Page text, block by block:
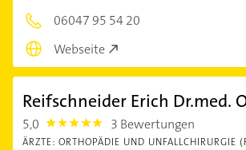
06047 95 54 20
Webseite
Reifschneider Erich Dr.med.
5,0 5.0 3 Bewertungen
ÄRZTE: ORTHOPÄDIE UND UNFALLCHIRURGIE